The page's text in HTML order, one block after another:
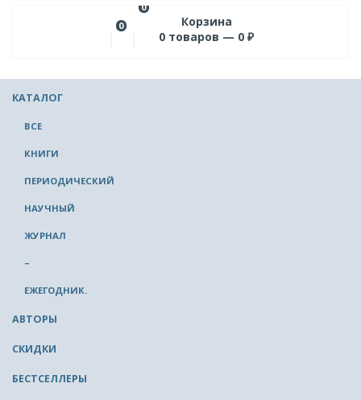
0
0
Корзина
0 товаров — 0 ₽
КАТАЛОГ
ВСЕ
КНИГИ
ПЕРИОДИЧЕСКИЙ
НАУЧНЫЙ
ЖУРНАЛ
–
ЕЖЕГОДНИК.
АВТОРЫ
СКИДКИ
БЕСТСЕЛЛЕРЫ